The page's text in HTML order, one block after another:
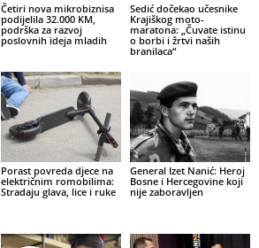
Četiri nova mikrobiznisa
podijelila 32.000 KM,
podrška za razvoj
poslovnih ideja mladih
Sedić dočekao učesnike
Krajiškog moto-
maratona: „Čuvate istinu
o borbi i žrtvi naših
branilaca“
Porast povreda djece na
električnim romobilima:
Stradaju glava, lice i ruke
General Izet Nanić: Heroj
Bosne i Hercegovine koji
nije zaboravljen